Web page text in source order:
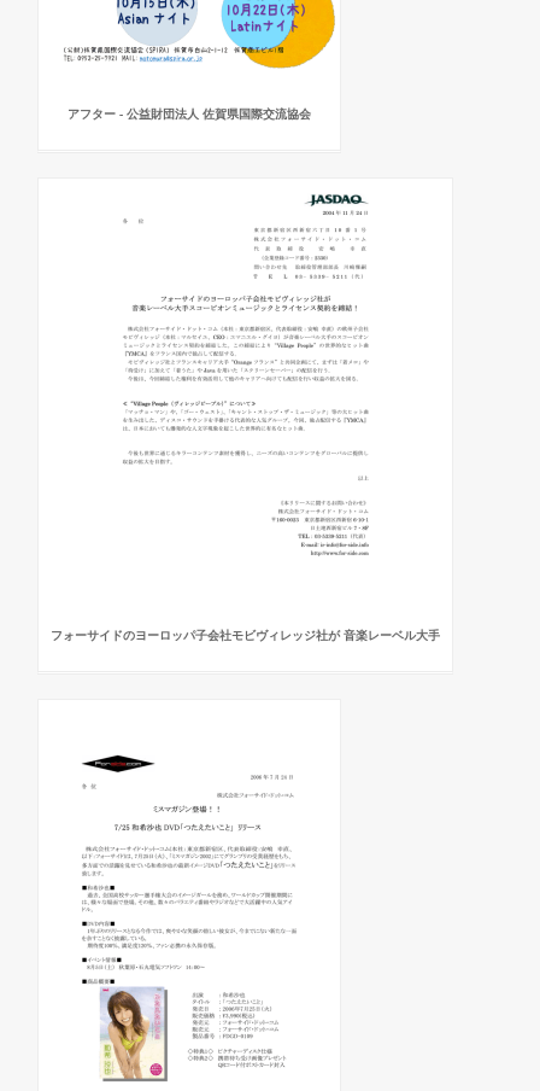
アフター - 公益財団法人 佐賀県国際交流協会
フォーサイドのヨーロッパ子会社モビヴィレッジ社が 音楽レーベル大手